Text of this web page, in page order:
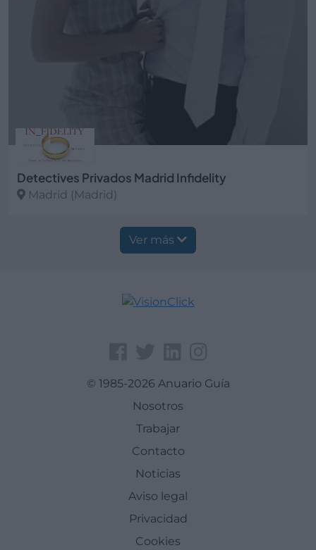
Detectives Privados Madrid Infidelity
Madrid (Madrid)
Ver más
© 1985-2026 Anuario Guía
Nosotros
Trabajar
Contacto
Noticias
Aviso legal
Privacidad
Cookies